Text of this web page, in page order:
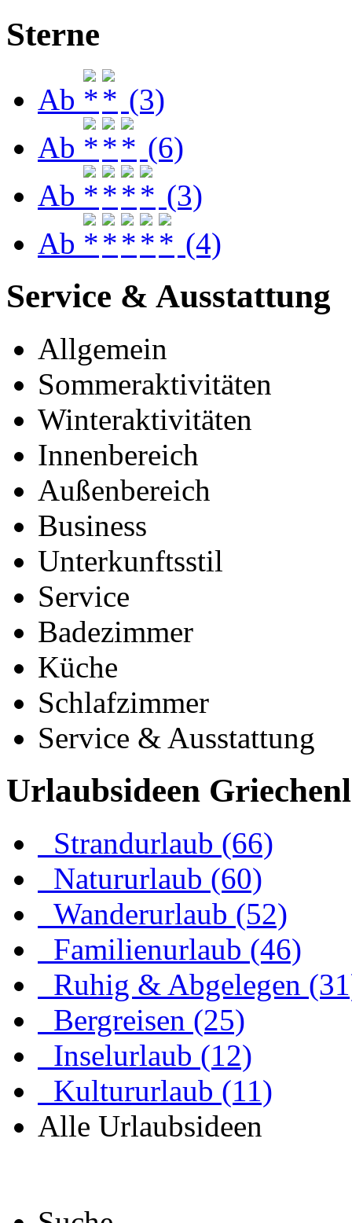
Sterne
Ab
(3)
Ab
(6)
Ab
(3)
Ab
(4)
Service & Ausstattung
Allgemein
Sommeraktivitäten
Winteraktivitäten
Innenbereich
Außenbereich
Business
Unterkunftsstil
Service
Badezimmer
Küche
Schlafzimmer
Service & Ausstattung
Urlaubsideen
Strandurlaub (66)
Natururlaub (60)
Wanderurlaub (52)
Familienurlaub (46)
Ruhig & Abgelegen
Bergreisen (25)
Inselurlaub (12)
Kultururlaub (11)
Alle Urlaubsideen